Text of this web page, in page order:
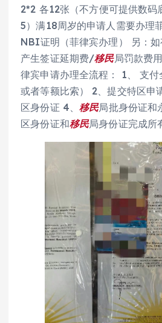
2*2 各12张（不方便可提供数码
5）满18周岁的申请人需要办理
NBI证明（菲律宾办理） 另：
产生签证延期费/移民局罚款费
律宾申请办理全流程： 1、 支
或者等额比索） 2、提交特区申
区身份证 4、移民局批身份证
区身份证和移民局身份证完成所